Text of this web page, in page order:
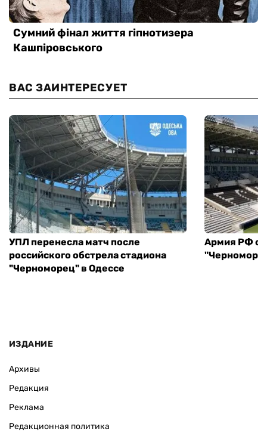
ВАС ЗАИНТЕРЕСУЕТ
УПЛ перенесла матч после
российского обстрела стадиона
"Черноморец" в Одессе
Армия РФ
ИЗДАНИЕ
Архивы
Редакция
Реклама
Редакционная политика